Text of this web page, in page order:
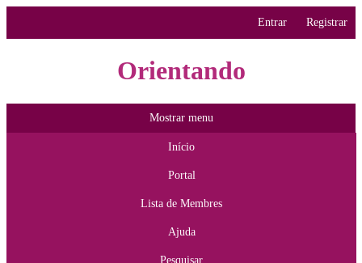
Entrar Registrar
Orientando
Mostrar menu
Início
Portal
Lista de Membres
Ajuda
Pesquisar